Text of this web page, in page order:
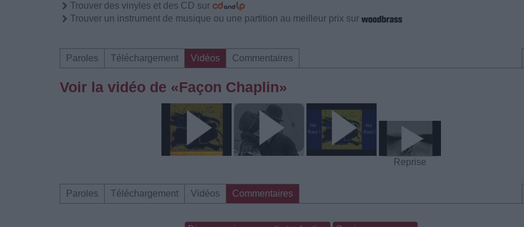
Trouver des vinyles et des CD sur
Trouver un instrument de musique ou une partition au meilleur prix sur
Paroles Téléchargement Vidéos Commentaires
Voir la vidéo de «Façon Chaplin»
Reprise
Paroles Téléchargement Vidéos Commentaires